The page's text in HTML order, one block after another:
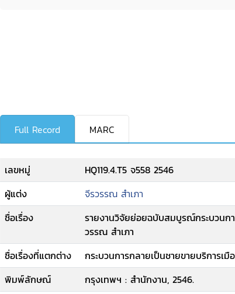
Full Record MARC
เลขหมู่
HQ119.4.T5 จ558 2546
ผู้แต่ง
จีรวรรณ สำเภา
ชื่อเรื่อง
รายงานวิจัยย่อยฉบับสมบูรณ์กระบวนก
วรรณ สำเภา
ชื่อเรื่องที่แตกต่าง
กระบวนการกลายเป็นชายขายบริการเมื
พิมพ์ลักษณ์
กรุงเทพฯ : สำนักงาน, 2546.